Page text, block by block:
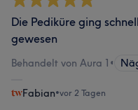
Die Pediküre ging
gewesen
Behandelt von Aura 1 •
Fabian•vor 2 Tagen